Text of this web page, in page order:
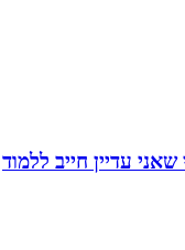
עדיין חייב ללמוד